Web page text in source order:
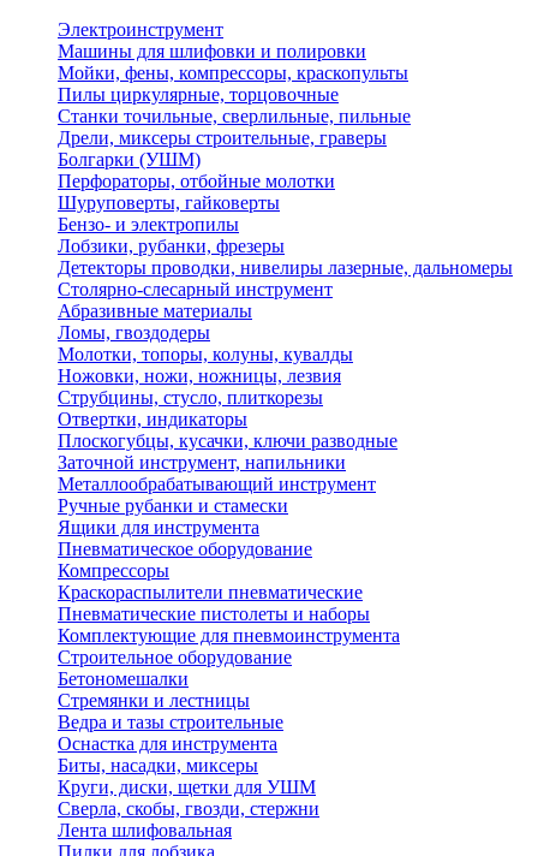
Электроинструмент
Машины для шлифовки и полировки
Мойки, фены, компрессоры, краскопульты
Пилы циркулярные, торцовочные
Станки точильные, сверлильные, пильные
Дрели, миксеры строительные, граверы
Болгарки (УШМ)
Перфораторы, отбойные молотки
Шуруповерты, гайковерты
Бензо- и электропилы
Лобзики, рубанки, фрезеры
Детекторы проводки, нивелиры лазерные, дальномеры
Столярно-слесарный инструмент
Абразивные материалы
Ломы, гвоздодеры
Молотки, топоры, колуны, кувалды
Ножовки, ножи, ножницы, лезвия
Струбцины, стусло, плиткорезы
Отвертки, индикаторы
Плоскогубцы, кусачки, ключи разводные
Заточной инструмент, напильники
Металлообрабатывающий инструмент
Ручные рубанки и стамески
Ящики для инструмента
Пневматическое оборудование
Компрессоры
Краскораспылители пневматические
Пневматические пистолеты и наборы
Комплектующие для пневмоинструмента
Строительное оборудование
Бетономешалки
Стремянки и лестницы
Ведра и тазы строительные
Оснастка для инструмента
Биты, насадки, миксеры
Круги, диски, щетки для УШМ
Сверла, скобы, гвозди, стержни
Лента шлифовальная
Пилки для лобзика